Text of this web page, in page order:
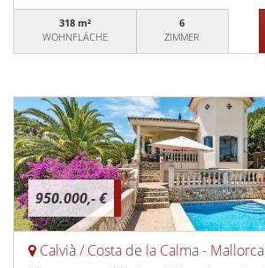
318 m²
WOHNFLÄCHE
6
ZIMMER
950.000,- €
Calvià / Costa de la Calma - Mallorca